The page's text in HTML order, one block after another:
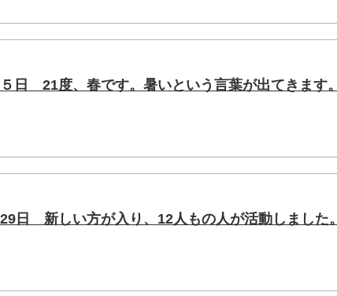
日 21度、春です。暑いという言葉が出てきます。
日 新しい方が入り、12人もの人が活動しました。